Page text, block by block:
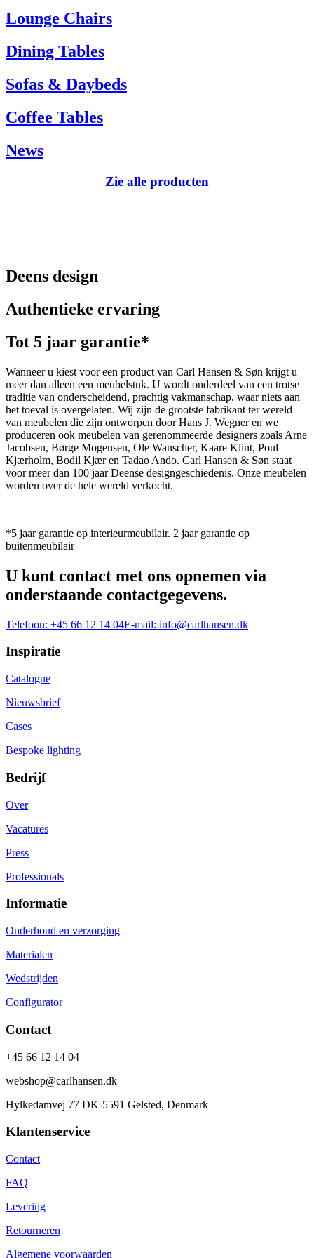
Tel.: +45 66 12 14 04
info@carlhansen.dk
Lounge Chairs
Dining Tables
Sofas & Daybeds
Coffee Tables
News
Zie alle producten
Deens design
Authentieke ervaring
Tot 5 jaar garantie*
Wanneer u kiest voor een product van Carl Hansen & Søn krijgt u
meer dan alleen een meubelstuk. U wordt onderdeel van een trotse
traditie van onderscheidend, prachtig vakmanschap, waar niets aan
het toeval is overgelaten. Wij zijn de grootste fabrikant ter wereld
van meubelen die zijn ontworpen door Hans J. Wegner en we
produceren ook meubelen van gerenommeerde designers zoals Arne
Jacobsen, Børge Mogensen, Ole Wanscher, Kaare Klint, Poul
Kjærholm, Bodil Kjær en Tadao Ando. Carl Hansen & Søn staat
voor meer dan 100 jaar Deense designgeschiedenis. Onze meubelen
worden over de hele wereld verkocht.
*5 jaar garantie op interieurmeubilair. 2 jaar garantie op
buitenmeubilair
U kunt contact met ons opnemen via
onderstaande contactgegevens.
Telefoon: +45 66 12 14 04E-mail: info@carlhansen.dk
Inspiratie
Catalogue
Nieuwsbrief
Cases
Bespoke lighting
Bedrijf
Over
Vacatures
Press
Professionals
Informatie
Onderhoud en verzorging
Materialen
Wedstrijden
Configurator
Contact
+45 66 12 14 04
webshop@carlhansen.dk
Hylkedamvej 77 DK-5591 Gelsted, Denmark
Klantenservice
Contact
FAQ
Levering
Retourneren
Algemene voorwaarden